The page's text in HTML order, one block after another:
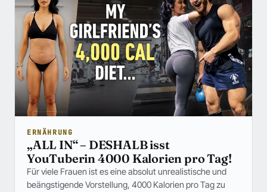
ERNÄHRUNG
„ALL IN“ – DESHALB isst
YouTuberin 4000 Kalorien pro Tag!
Für viele Frauen ist es eine absolut unrealistische und
beängstigende Vorstellung, 4000 Kalorien pro Tag zu